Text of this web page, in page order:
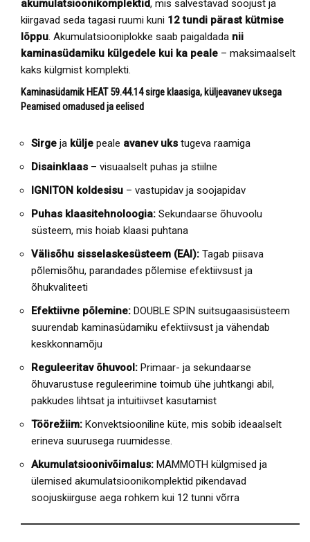
akumulatsioonikomplektid, mis salvestavad soojust ja
kiirgavad seda tagasi ruumi kuni 12 tundi pärast kütmise
lõppu. Akumulatsiooniplokke saab paigaldada nii
kaminasüdamiku külgedele kui ka peale – maksimaalselt
kaks külgmist komplekti.
Kaminasüdamik HEAT 59.44.14 sirge klaasiga, küljeavanev uksega
Peamised omadused ja eelised
Sirge ja külje peale avanev uks tugeva raamiga
Disainklaas – visuaalselt puhas ja stiilne
IGNITON koldesisu – vastupidav ja soojapidav
Puhas klaasitehnoloogia: Sekundaarse õhuvoolu
süsteem, mis hoiab klaasi puhtana
Välisõhu sisselaskesüsteem (EAI): Tagab piisava
põlemisõhu, parandades põlemise efektiivsust ja
õhukvaliteeti
Efektiivne põlemine: DOUBLE SPIN suitsugaasisüsteem
suurendab kaminasüdamiku efektiivsust ja vähendab
keskkonnamõju
Reguleeritav õhuvool: Primaar- ja sekundaarse
õhuvarustuse reguleerimine toimub ühe juhtkangi abil,
pakkudes lihtsat ja intuitiivset kasutamist
Töörežiim: Konvektsiooniline küte, mis sobib ideaalselt
erineva suurusega ruumidesse.
Akumulatsioonivõimalus: MAMMOTH külgmised ja
ülemised akumulatsioonikomplektid pikendavad
soojuskiirguse aega rohkem kui 12 tunni võrra